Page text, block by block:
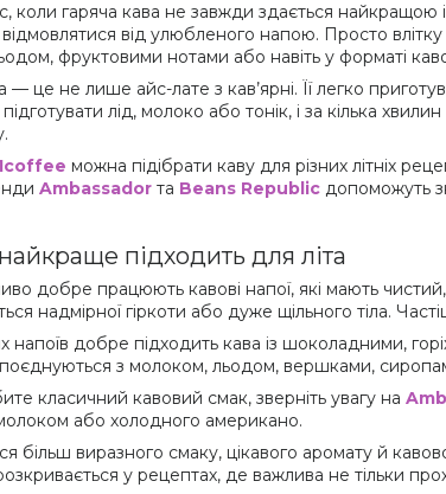
коли гаряча кава не завжди здається
від улюбленого напою. Просто
фруктовими нотами або навіть у форматі
— це не лише айс-лате з кав’ярні. Її легко
лід, молоко або тонік, і за кілька
можна підібрати каву для різних літніх
Ambassador та Beans Republic допоможуть
підходить для літа
добре працюють кавові напої, які мають
надмірної гіркоти або дуже щільного тіла.
напоїв добре підходить кава із шоколадними,
з молоком, льодом, вершками,
класичний кавовий смак, зверніть увагу на
або холодного американо.
більш виразного смаку, цікавого аромату й
у рецептах, де важлива не тільки